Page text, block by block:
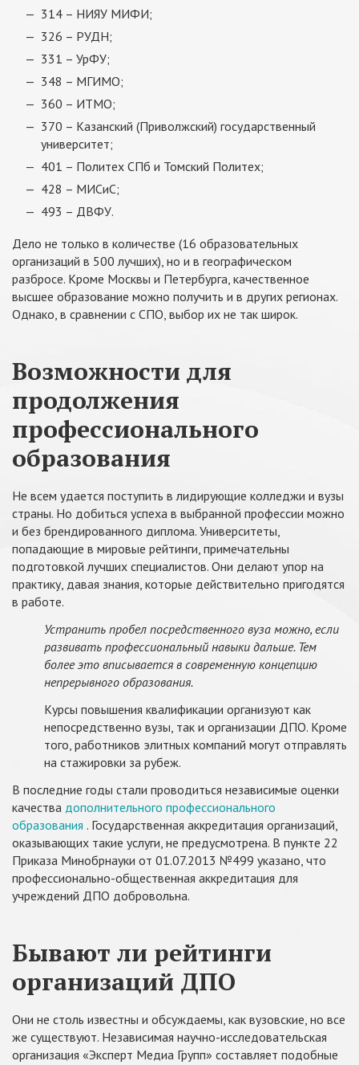
314 – НИЯУ МИФИ;
326 – РУДН;
331 – УрФУ;
348 – МГИМО;
360 – ИТМО;
370 – Казанский (Приволжский) государственный
университет;
401 – Политех СПб и Томский Политех;
428 – МИСиС;
493 – ДВФУ.
Дело не только в количестве (16 образовательных
организаций в 500 лучших), но и в географическом
разбросе. Кроме Москвы и Петербурга, качественное
высшее образование можно получить и в других регионах.
Однако, в сравнении с СПО, выбор их не так широк.
Возможности для
продолжения
профессионального
образования
Не всем удается поступить в лидирующие колледжи и вузы
страны. Но добиться успеха в выбранной профессии можно
и без брендированного диплома. Университеты,
попадающие в мировые рейтинги, примечательны
подготовкой лучших специалистов. Они делают упор на
практику, давая знания, которые действительно пригодятся
в работе.
Устранить пробел посредственного вуза можно, если
развивать профессиональный навыки дальше. Тем
более это вписывается в современную концепцию
непрерывного образования.
Курсы повышения квалификации организуют как
непосредственно вузы, так и организации ДПО. Кроме
того, работников элитных компаний могут отправлять
на стажировки за рубеж.
В последние годы стали проводиться независимые оценки
качества дополнительного профессионального
образования . Государственная аккредитация организаций,
оказывающих такие услуги, не предусмотрена. В пункте 22
Приказа Минобрнауки от 01.07.2013 №499 указано, что
профессионально-общественная аккредитация для
учреждений ДПО добровольна.
Бывают ли рейтинги
организаций ДПО
Они не столь известны и обсуждаемы, как вузовские, но все
же существуют. Независимая научно-исследовательская
организация «Эксперт Медиа Групп» составляет подобные